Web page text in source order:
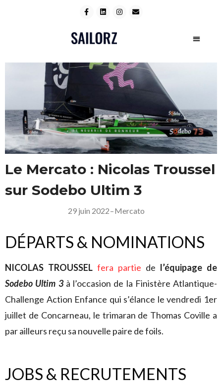
Le Mercato : Nicolas Troussel
sur Sodebo Ultim 3
29 juin 2022–Mercato
DÉPARTS & NOMINATIONS
NICOLAS TROUSSEL fera partie de l’équipage de
Sodebo Ultim 3à l’occasion de la Finistère Atlantique-
Challenge Action Enfance qui s’élance le vendredi 1er
juillet de Concarneau, le trimaran de Thomas Coville a
par ailleurs reçu sa nouvelle paire de foils.
JOBS & RECRUTEMENTS